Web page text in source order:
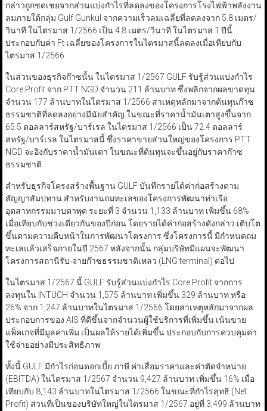
กล่าวถูกชดเชยจากส่วนแบ่งกำไรที่ลดลงของโครงการโรงไฟฟ้าพลังงาน
ลมภายใต้กลุ่ม Gulf Gunkul จากความเร็วลมเฉลี่ยที่ลดลงจาก 5.8 เมตร/
วินาที ในไตรมาส 1/2566 เป็น 4.8 เมตร/วินาที ในไตรมาส 1 ปีนี้
ประกอบกับค่า Ft เฉลี่ยของโครงการในไตรมาสนี้ลดลงเมื่อเทียบกับ
ไตรมาส 1/2566
ในส่วนของธุรกิจก๊าซนั้น ในไตรมาส 1/2567 GULF รับรู้ส่วนแบ่งกำไร
Core Profit จาก PTT NGD จำนวน 211 ล้านบาท ซึ่งพลิกจากผลขาดทุน
จำนวน 177 ล้านบาทในไตรมาส 1/2566 สาเหตุหลักมาจากต้นทุนก๊าซ
ธรรมชาติที่ลดลงอย่างมีนัยสำคัญ ในขณะที่ราคาน้ำมันเตาสูงขึ้นจาก
65.5 ดอลลาร์สหรัฐ/บาร์เรล ในไตรมาส 1/2566 เป็น 72.4 ดอลลาร์
สหรัฐ/บาร์เรล ในไตรมาสนี้ ซึ่งราคาขายส่วนใหญ่ของโครงการ PTT
NGD จะอิงกับราคาน้ำมันเตา ในขณะที่ต้นทุนจะขึ้นอยู่กับราคาก๊าซ
ธรรมชาติ
สำหรับธุรกิจโครงสร้างพื้นฐาน GULF บันทึกรายได้ค่าก่อสร้างตาม
สัญญาสัมปทาน สำหรับงานถมทะเลของโครงการพัฒนาท่าเรือ
อุตสาหกรรมมาบตาพุด ระยะที่ 3 จำนวน 1,133 ล้านบาท เพิ่มขึ้น 68%
เมื่อเทียบกับช่วงเดียวกันของปีก่อน โดยรายได้ค่าก่อสร้างดังกล่าว เติบโต
ขึ้นตามความคืบหน้าในการพัฒนาโครงการ ซึ่งโครงการนี้ มีกำหนดถม
ทะเลแล้วเสร็จภายในปี 2567 หลังจากนั้น กลุ่มบริษัทมีแผนจะพัฒนา
โครงการสถานีรับ-จ่ายก๊าซธรรมชาติเหลว (LNG terminal) ต่อไป
ในไตรมาส 1/2567 นี้ GULF รับรู้ส่วนแบ่งกำไร Core Profit จากการ
ลงทุนใน INTUCH จำนวน 1,575 ล้านบาท เพิ่มขึ้น 329 ล้านบาท หรือ
26% จาก 1,247 ล้านบาทในไตรมาส 1/2566 โดยสาเหตุหลักมาจากผล
ประกอบการของ AIS ที่ดีขึ้นจากจำนวนผู้ใช้บริการที่เพิ่มขึ้น เน้นขาย
แพ็คเกจที่มีมูลค่าเพิ่ม เป็นผลให้รายได้เพิ่มขึ้น ประกอบกับการควบคุมค่า
ใช้จ่ายอย่างมีประสิทธิภาพ
ทั้งนี้ GULF มีกำไรก่อนดอกเบี้ย ภาษี ค่าเสื่อมราคาและค่าตัดจำหน่าย
(EBITDA) ในไตรมาส 1/2567 จำนวน 9,427 ล้านบาท เพิ่มขึ้น 16% เมื่อ
เทียบกับ 8,143 ล้านบาทในไตรมาส 1/2566 ในขณะที่กำไรสุทธิ (Net
Profit) ส่วนที่เป็นของบริษัทใหญ่ในไตรมาส 1/2567 อยู่ที่ 3,499 ล้านบาท